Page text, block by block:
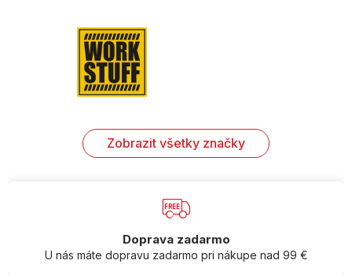
Zobrazit všetky značky
Doprava zadarmo
U nás máte dopravu zadarmo pri nákupe nad 99 €